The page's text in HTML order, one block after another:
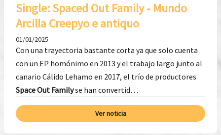
Single: S​paced Out Family - Mundo
Arcilla Creepyo e antiquo
01/01/2025
Con una trayectoria bastante corta ya que solo cuenta
con un EP homónimo en 2013 y el trabajo largo junto al
canario Cálido Lehamo en 2017, el trío de productores
Space Out Familyse han convertid…
Ver noticia